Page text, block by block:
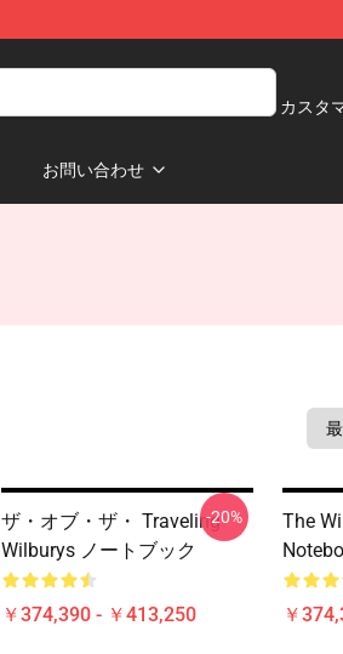
カスタ
お問い合わせ
ザ・オブ・ザ・ Traveling
Wilburys ノートブック
￥374,390 - ￥413,250
-20%
The
￥